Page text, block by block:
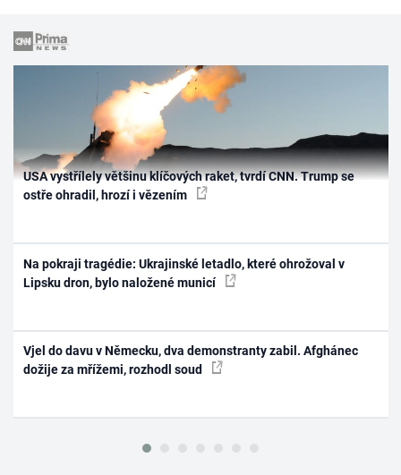
USA vystřílely většinu klíčových raket, tvrdí CNN. Trump se
ostře ohradil, hrozí i vězením
Na pokraji tragédie: Ukrajinské letadlo, které ohrožoval v
Lipsku dron, bylo naložené municí
Vjel do davu v Německu, dva demonstranty zabil. Afghánec
dožije za mřížemi, rozhodl soud